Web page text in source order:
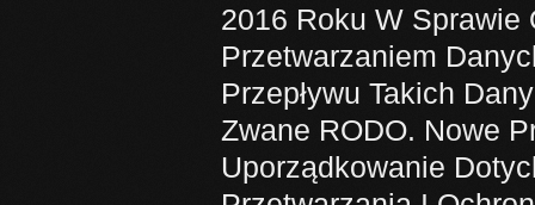
2016 Roku W
Przetwarzaniem
Przepływu Takich
Zwane RODO. Nowe
Uporządkowanie